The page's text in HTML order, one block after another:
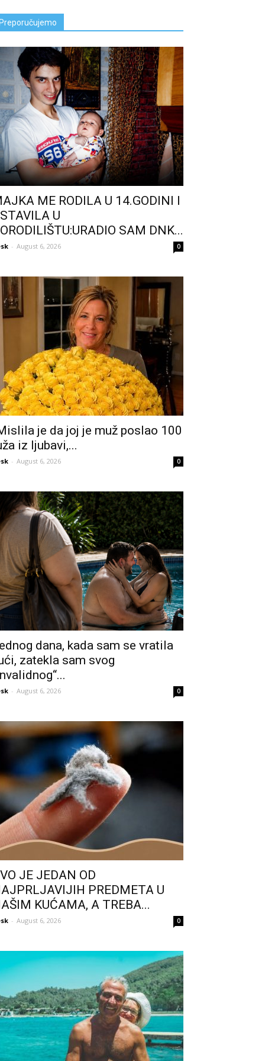
Preporučujemo
ME RODILA U 14.GODINI I
U
SAM DNK...
- August 6, 2026 0
je da joj je muž poslao 100
iz ljubavi,...
- August 6, 2026 0
dana, kada sam se vratila
zatekla sam svog
- August 6, 2026 0
JE JEDAN OD
PREDMETA U
KUĆAMA, A TREBA...
- August 6, 2026 0